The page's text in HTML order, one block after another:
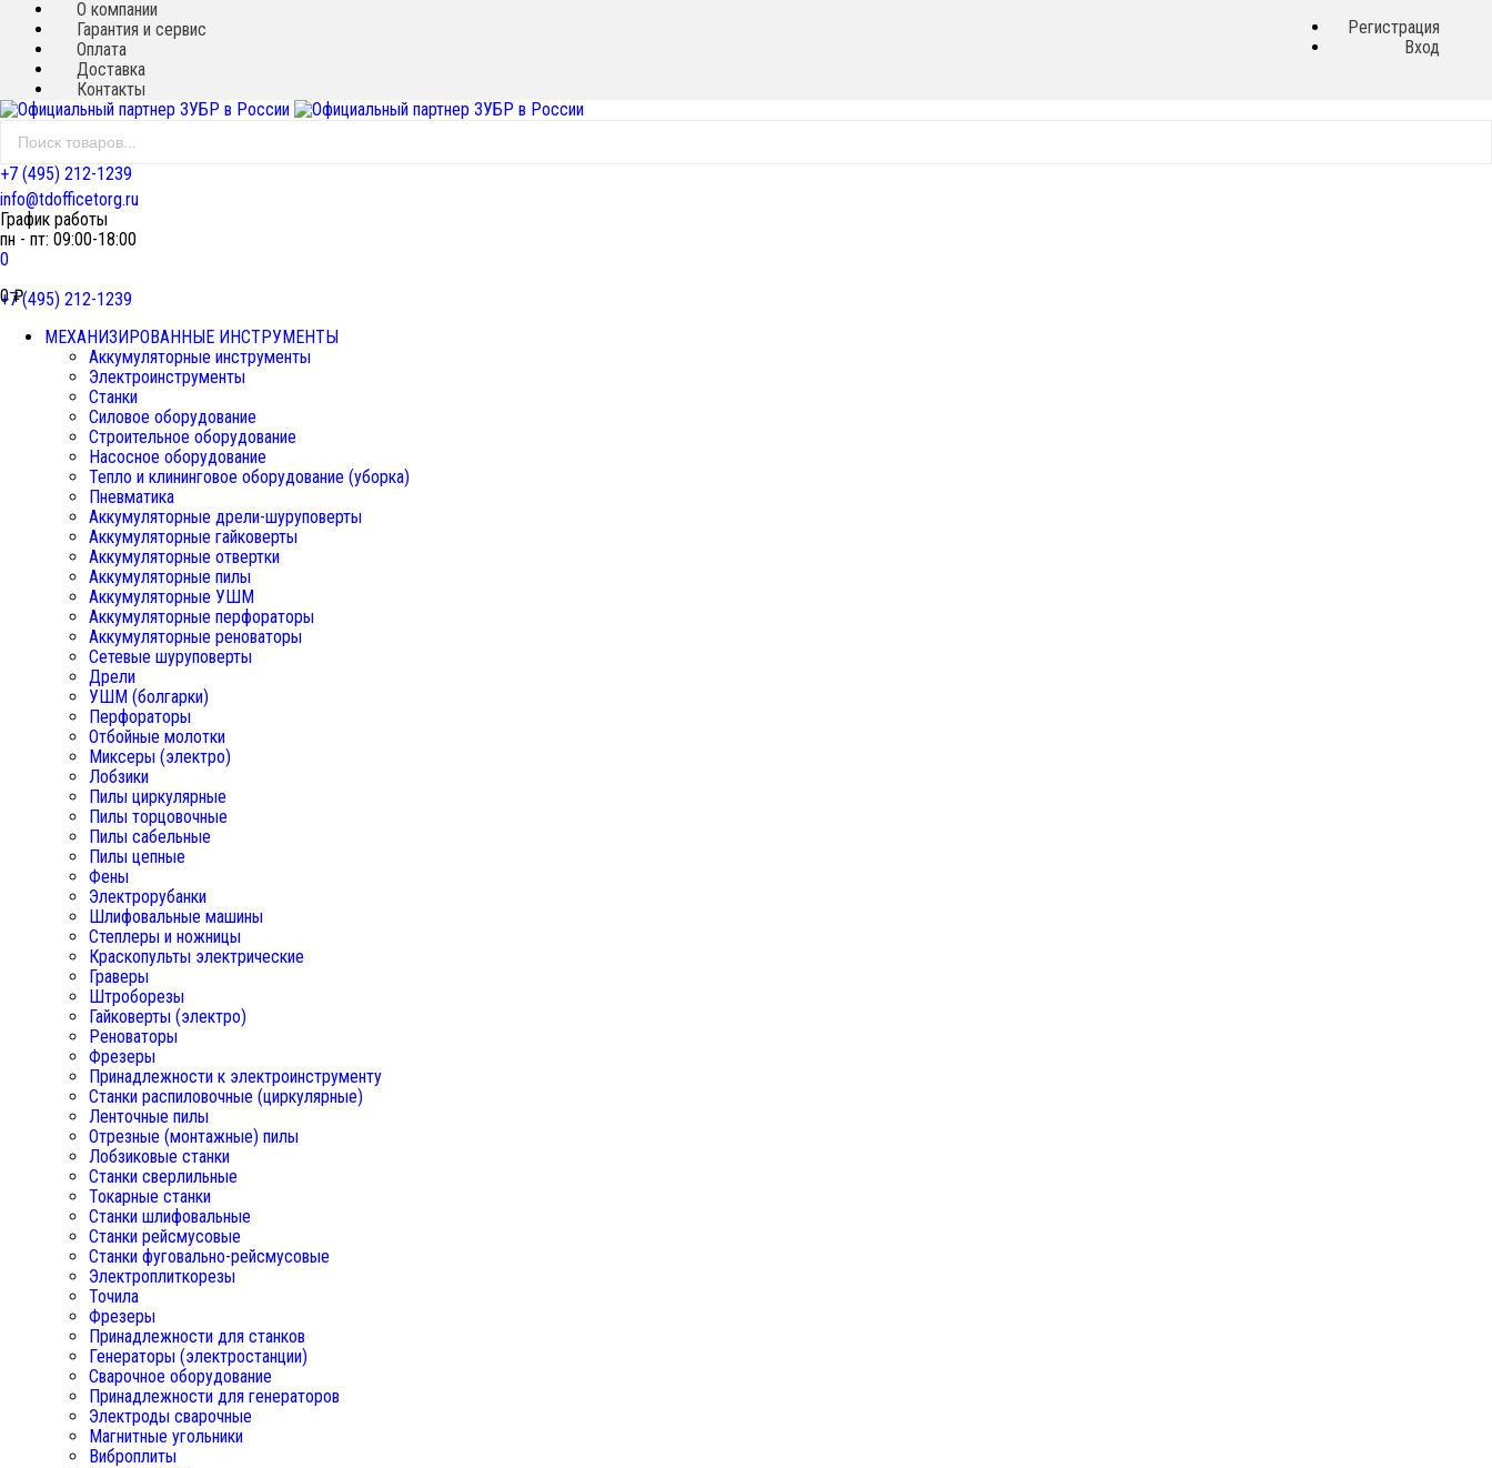
О компании
Гарантия и сервис
Оплата
Доставка
Контакты
Регистрация
Вход
+7 (495) 212-1239
info@tdofficetorg.ru
График работы
пн - пт: 09:00-18:00
0
0₽
+7 (495) 212-1239
МЕХАНИЗИРОВАННЫЕ ИНСТРУМЕНТЫ
Аккумуляторные инструменты
Электроинструменты
Станки
Силовое оборудование
Строительное оборудование
Насосное оборудование
Тепло и клининговое оборудование (уборка)
Пневматика
Аккумуляторные дрели-шуруповерты
Аккумуляторные гайковерты
Аккумуляторные отвертки
Аккумуляторные пилы
Аккумуляторные УШМ
Аккумуляторные перфораторы
Аккумуляторные реноваторы
Сетевые шуруповерты
Дрели
УШМ (болгарки)
Перфораторы
Отбойные молотки
Миксеры (электро)
Лобзики
Пилы циркулярные
Пилы торцовочные
Пилы сабельные
Пилы цепные
Фены
Электрорубанки
Шлифовальные машины
Степлеры и ножницы
Краскопульты электрические
Граверы
Штроборезы
Гайковерты (электро)
Реноваторы
Фрезеры
Принадлежности к электроинструменту
Станки распиловочные (циркулярные)
Ленточные пилы
Отрезные (монтажные) пилы
Лобзиковые станки
Станки сверлильные
Токарные станки
Станки шлифовальные
Станки рейсмусовые
Станки фуговально-рейсмусовые
Электроплиткорезы
Точила
Фрезеры
Принадлежности для станков
Генераторы (электростанции)
Сварочное оборудование
Принадлежности для генераторов
Электроды сварочные
Магнитные угольники
Виброплиты